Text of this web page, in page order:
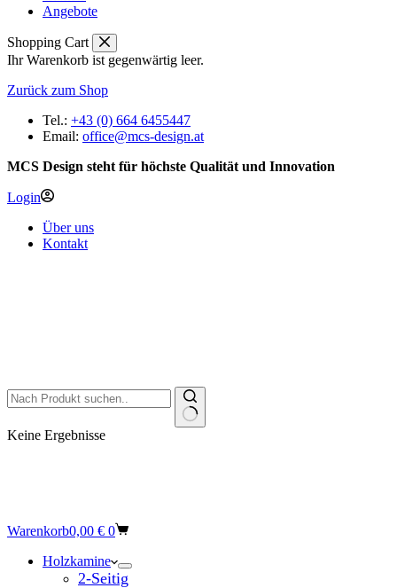
Angebote
Shopping Cart
Ihr Warenkorb ist gegenwärtig leer.
Zurück zum Shop
Tel.: +43 (0) 664 6455447
Email: office@mcs-design.at
MCS Design steht für höchste Qualität und Innovation
Login
Über uns
Kontakt
Keine Ergebnisse
Warenkorb0,00 € 0
Holzkamine
2-Seitig